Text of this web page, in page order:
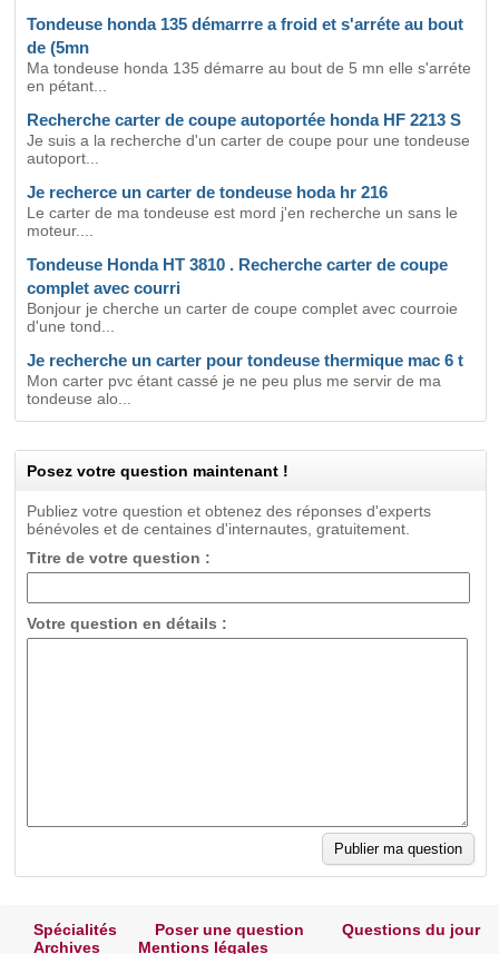
Tondeuse honda 135 démarrre a froid et s'arréte au bout
de (5mn
Ma tondeuse honda 135 démarre au bout de 5 mn elle s'arréte
en pétant...
Recherche carter de coupe autoportée honda HF 2213 S
Je suis a la recherche d'un carter de coupe pour une tondeuse
autoport...
Je recherce un carter de tondeuse hoda hr 216
Le carter de ma tondeuse est mord j'en recherche un sans le
moteur....
Tondeuse Honda HT 3810 . Recherche carter de coupe
complet avec courri
Bonjour je cherche un carter de coupe complet avec courroie
d'une tond...
Je recherche un carter pour tondeuse thermique mac 6 t
Mon carter pvc étant cassé je ne peu plus me servir de ma
tondeuse alo...
Posez votre question maintenant !
Publiez votre question et obtenez des réponses d'experts
bénévoles et de centaines d'internautes, gratuitement.
Titre de votre question :
Votre question en détails :
Spécialités Poser une question
Questions du jour
Archives
Mentions légales